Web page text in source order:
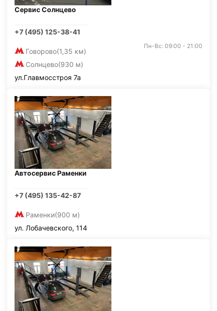
Сервис Солнцево
+7 (495) 125-38-41
Говорово(1,35 км)
Солнцево(930 м)
Пн-Вс: 09:00 - 21:00
ул.Главмосстроя 7а
Автосервис Раменки
+7 (495) 135-42-87
Раменки(900 м)
ул. Лобачевского, 114